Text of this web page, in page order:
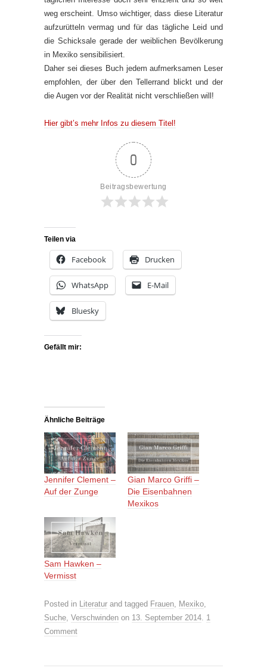
weg erscheint. Umso wichtiger, dass diese Literatur
aufzurütteln vermag und für das tägliche Leid und
die Schicksale gerade der weiblichen Bevölkerung
in Mexiko sensibilisiert.
Daher sei dieses Buch jedem aufmerksamen Leser
empfohlen, der über den Tellerrand blickt und der
die Augen vor der Realität nicht verschließen will!
Hier gibt’s mehr Infos zu diesem Titel!
0
Beitragsbewertung
Teilen via
Facebook Drucken
WhatsApp E-Mail
Bluesky
Gefällt mir:
Ähnliche Beiträge
Jennifer Clement –
Auf der Zunge
Gian Marco Griffi –
Die Eisenbahnen
Mexikos
Sam Hawken –
Vermisst
Posted in Literatur and tagged Frauen, Mexiko,
Suche, Verschwinden on 13. September 2014. 1
Comment